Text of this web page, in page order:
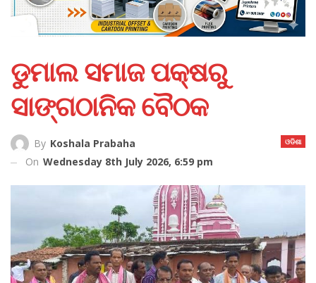
ଡୁମାଲ ସମାଜ ପକ୍ଷରୁ
ସାଙ୍ଗଠାନିକ ବୈଠକ
ଓଡିଶା
By Koshala Prabaha
On Wednesday 8th July 2026, 6:59 pm